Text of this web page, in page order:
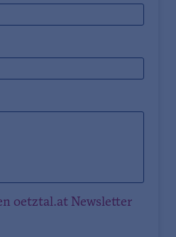
oetztal.at Newsletter